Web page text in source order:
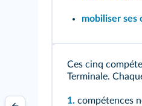
mobiliser ses
Ces cinq
Terminale.
1. compétences